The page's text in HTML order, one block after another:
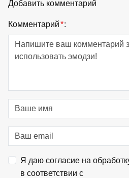
Добавить комментарий
Комментарий*:
Я даю согласие на
в соответствии с